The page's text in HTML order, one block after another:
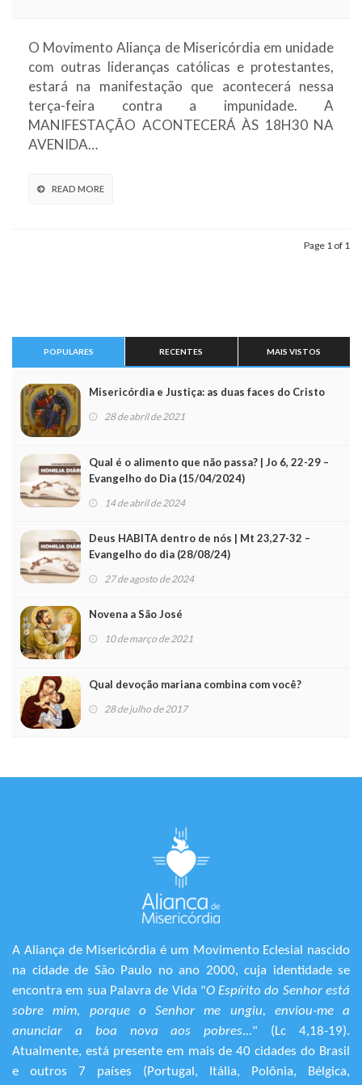
O Movimento Aliança de Misericórdia em unidade
com outras lideranças católicas e protestantes,
estará na manifestação que acontecerá nessa
terça-feira contra a impunidade. A
MANIFESTAÇÃO ACONTECERÁ ÀS 18H30 NA
AVENIDA…
READ MORE
Page 1 of 1
POPULARES RECENTES MAIS VISTOS
Misericórdia e Justiça: as duas faces do Cristo
28 de abril de 2021
Qual é o alimento que não passa? | Jo 6, 22-29 –
Evangelho do Dia (15/04/2024)
14 de abril de 2024
Deus HABITA dentro de nós | Mt 23,27-32 –
Evangelho do dia (28/08/24)
27 de agosto de 2024
Novena a São José
10 de março de 2021
Qual devoção mariana combina com você?
28 de julho de 2017
A Aliança de Misericórdia é um Movimento Eclesial nascido
na cidade de São Paulo no ano 2000, cuja identidade se
encontra em sua Palavra de Vida "O Espírito do Senhor está
sobre mim, porque o Senhor me ungiu, enviou-me a
anunciar a boa nova aos pobres..." (Lc 4,18-19).
Atualmente, está presente em mais de 40 cidades do Brasil
e outros 7 países (Portugal, Itália, Polônia, Bélgica,